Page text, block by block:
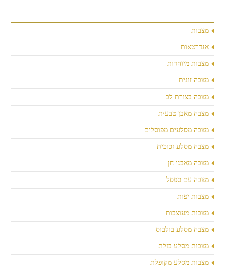
מצבות
אנדרטאות
מצבות מיוחדות
מצבה זוגית
מצבה בצורת לב
מצבה מאבן טבעית
מצבה מסלעים מפוסלים
מצבה מסלע זכוכית
מצבה מאבני חן
מצבה עם ספסל
מצבות יפות
מצבות מעוצבות
מצבה מסלע בולבוס
מצבות מסלע בזלת
מצבות מסלע מקופלת